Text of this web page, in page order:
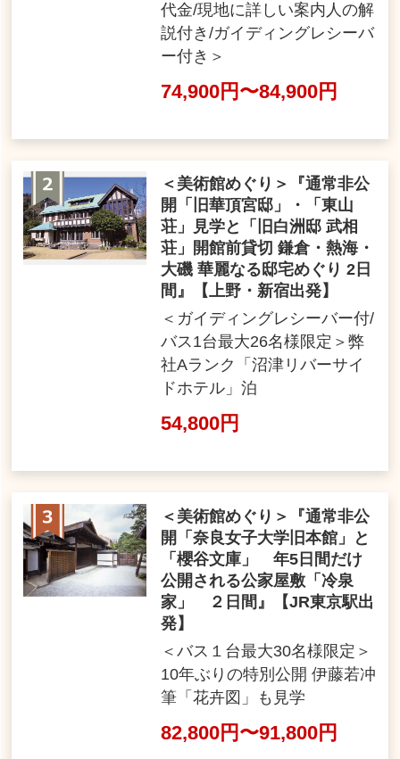
代金/現地に詳しい案内人の解
説付き/ガイディングレシーバ
ー付き＞
74,900円〜84,900円
＜美術館めぐり＞『通常非公
開「旧華頂宮邸」・「東山
荘」見学と「旧白洲邸 武相
荘」開館前貸切 鎌倉・熱海・
大磯 華麗なる邸宅めぐり 2日
間』【上野・新宿出発】
＜ガイディングレシーバー付/
バス1台最大26名様限定＞弊
社Aランク「沼津リバーサイ
ドホテル」泊
54,800円
＜美術館めぐり＞『通常非公
開「奈良女子大学旧本館」と
「櫻谷文庫」 年5日間だけ
公開される公家屋敷「冷泉
家」 ２日間』【JR東京駅出
発】
＜バス１台最大30名様限定＞
10年ぶりの特別公開 伊藤若冲
筆「花卉図」も見学
82,800円〜91,800円